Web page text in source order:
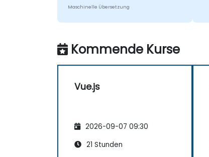
Maschinelle Übersetzung
Kommende Kurse
Vue.js
2026-09-07 09:30
21 Stunden